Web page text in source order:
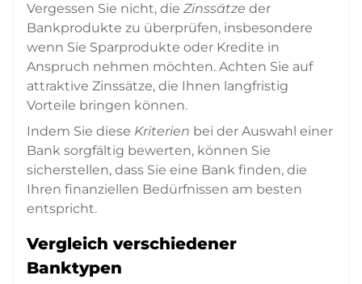
Vergessen Sie nicht, die Zinssätze der
Bankprodukte zu überprüfen, insbesondere
wenn Sie Sparprodukte oder Kredite in
Anspruch nehmen möchten. Achten Sie auf
attraktive Zinssätze, die Ihnen langfristig
Vorteile bringen können.
Indem Sie diese Kriterien bei der Auswahl einer
Bank sorgfältig bewerten, können Sie
sicherstellen, dass Sie eine Bank finden, die
Ihren finanziellen Bedürfnissen am besten
entspricht.
Vergleich verschiedener
Banktypen